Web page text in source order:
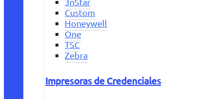
Custom
Honeywell
One
TSC
Zebra
Impresoras de Credenciales